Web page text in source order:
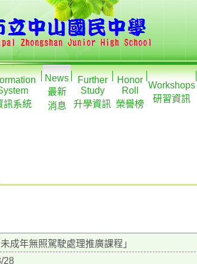
訊系統
News
最新
消息
Further
Study
升學資訊
Honor
Roll
榮譽榜
Workshops
研習資訊
成年無照駕駛處理推廣課程」
28